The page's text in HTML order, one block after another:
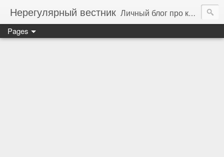
Нерегулярный вестник Личный блог про компьютеры, технологии и программирование
Pages